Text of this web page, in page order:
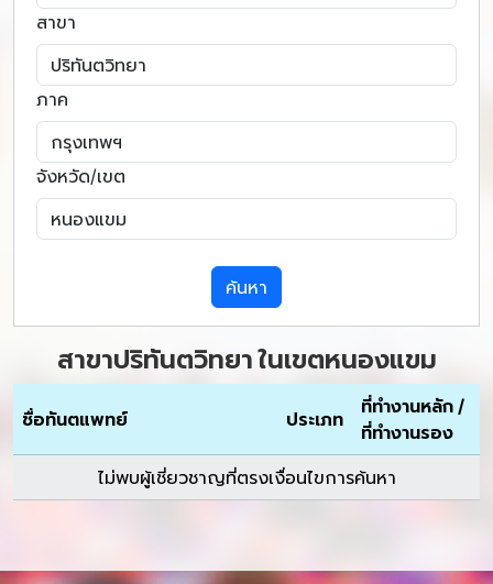
สาขา
ภาค
จังหวัด/เขต
ค้นหา
สาขาปริทันตวิทยา ในเขตหนองแขม
ชื่อทันตแพทย์ ประเภท
ที่ทำงานหลัก /
ที่ทำงานรอง
ไม่พบผู้เชี่ยวชาญที่ตรงเงื่อนไขการค้นหา